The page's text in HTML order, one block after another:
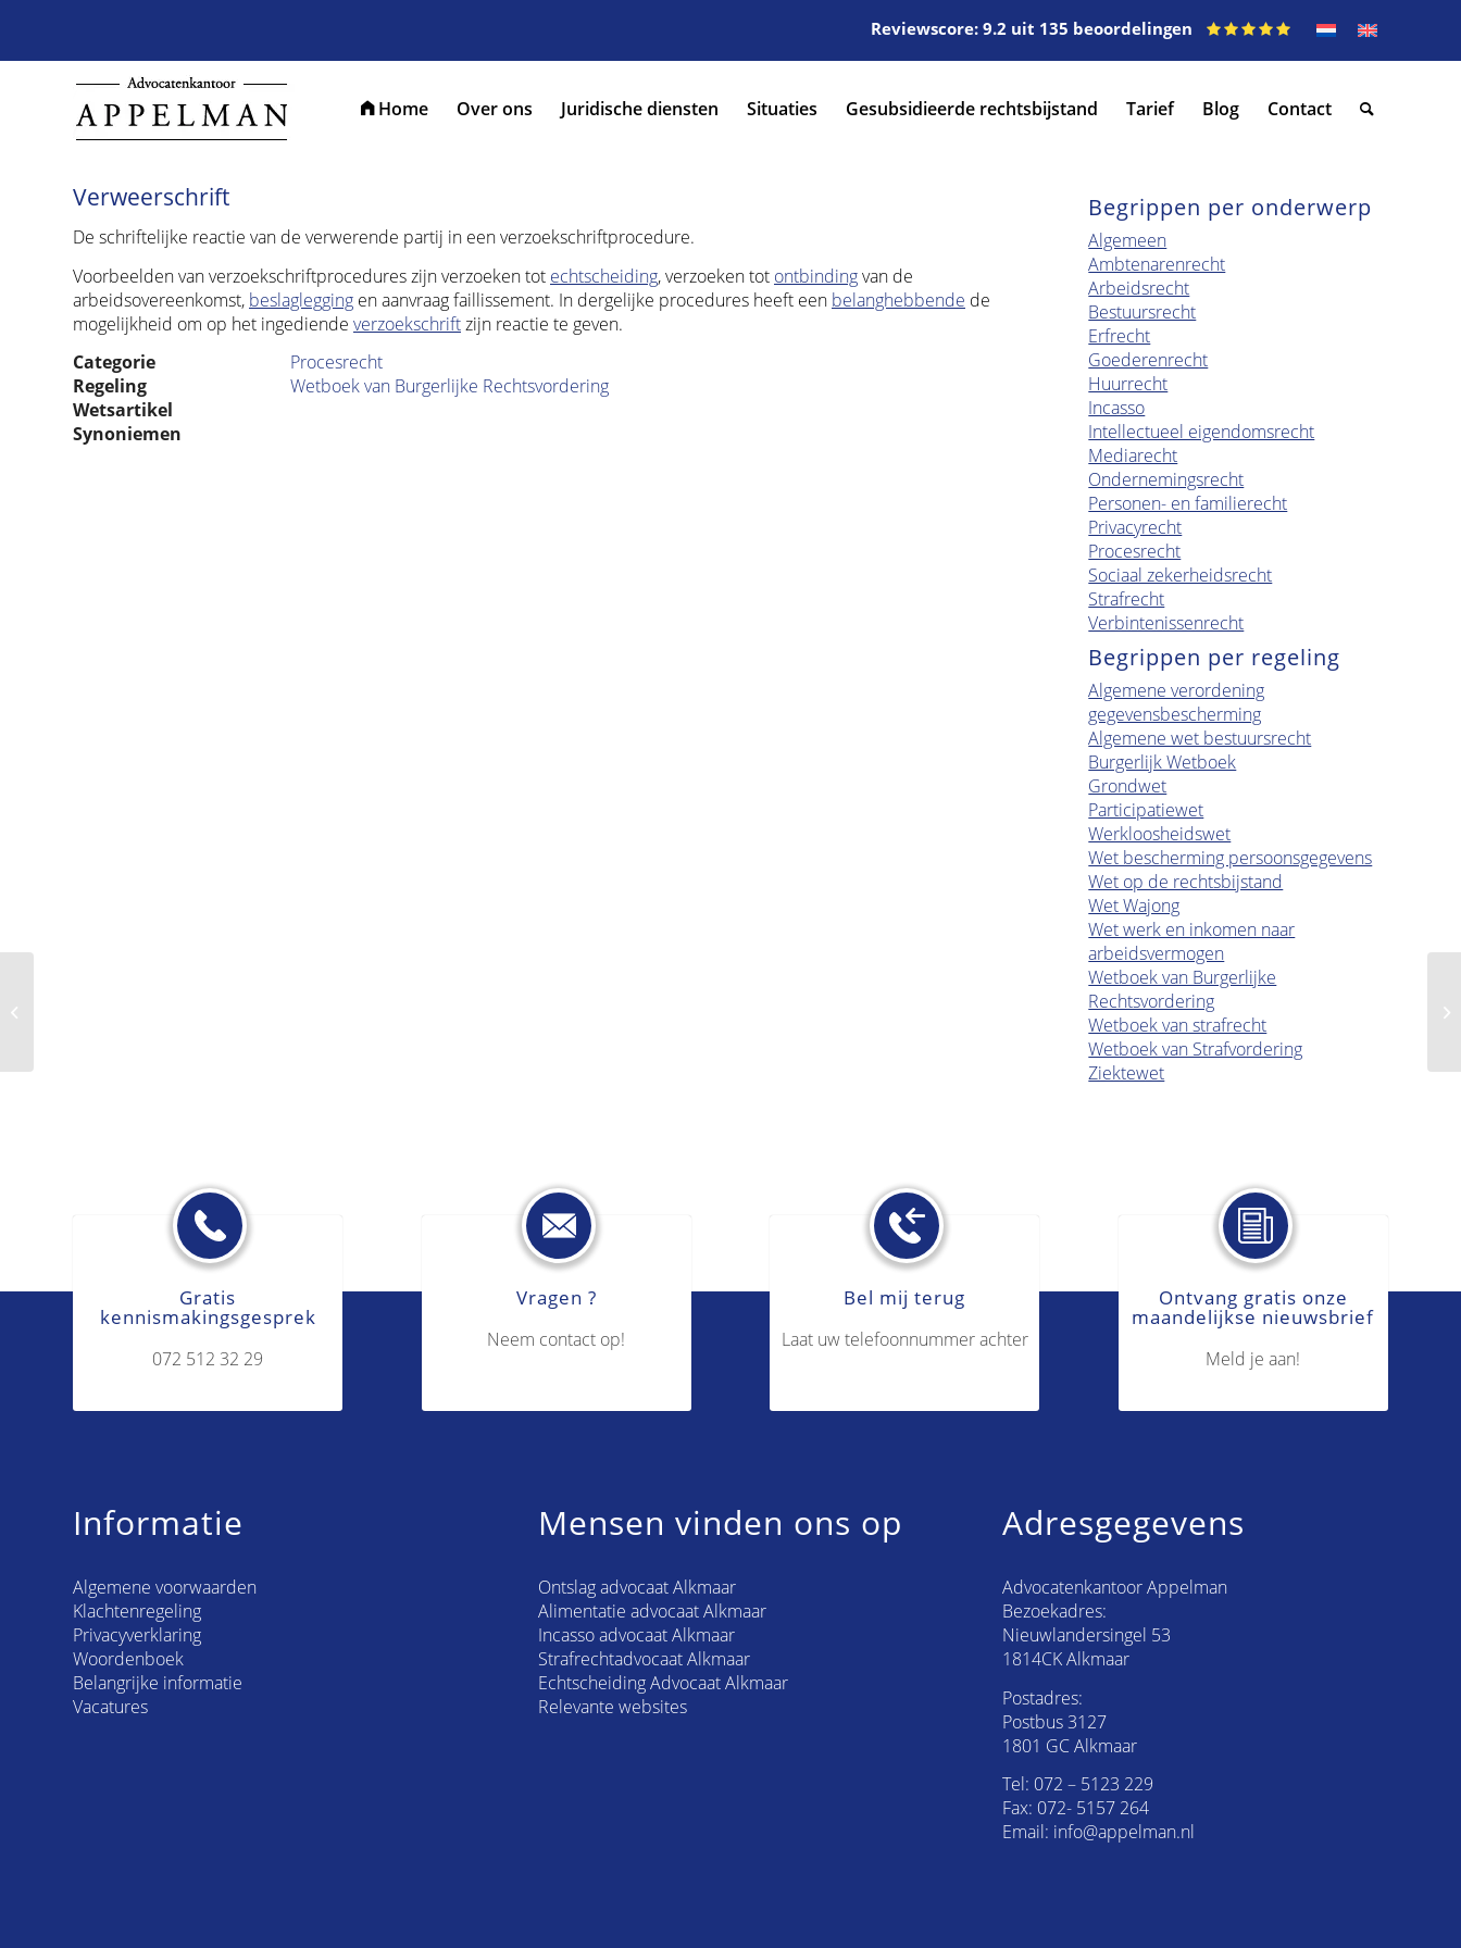
Reviewscore: 9.2 uit 135 beoordelingen
Home Over ons Juridische diensten Situaties Gesubsidieerde rechtsbijstand Tarief Blog Contact
Verweerschrift
De schriftelijke reactie van de verwerende partij in een verzoekschriftprocedure.
Voorbeelden van verzoekschriftprocedures zijn verzoeken tot echtscheiding, verzoeken tot ontbindingvan de
arbeidsovereenkomst, beslaglegging en aanvraag faillissement. In dergelijke procedures heeft een belanghebbende de
mogelijkheid om op het ingediende verzoekschriftzijn reactie te geven.
Categorie
Procesrecht
Regeling
Wetboek van Burgerlijke Rechtsvordering
Wetsartikel
Synoniemen
Begrippen per onderwerp
Algemeen
Ambtenarenrecht
Arbeidsrecht
Bestuursrecht
Erfrecht
Goederenrecht
Huurrecht
Incasso
Intellectueel eigendomsrecht
Mediarecht
Ondernemingsrecht
Personen- en familierecht
Privacyrecht
Procesrecht
Sociaal zekerheidsrecht
Strafrecht
Verbintenissenrecht
Begrippen per regeling
Algemene verordening
gegevensbescherming
Algemene wet bestuursrecht
Burgerlijk Wetboek
Grondwet
Participatiewet
Werkloosheidswet
Wet bescherming persoonsgegevens
Wet op de rechtsbijstand
Wet Wajong
Wet werk en inkomen naar
arbeidsvermogen
Wetboek van Burgerlijke
Rechtsvordering
Wetboek van strafrecht
Wetboek van Strafvordering
Ziektewet
Gratis
kennismakingsgesprek
072 512 32 29
Vragen ?
Neem contact op!
Bel mij terug
Laat uw telefoonnummer achter
Ontvang gratis onze
maandelijkse nieuwsbrief
Meld je aan!
Informatie
Algemene voorwaarden
Klachtenregeling
Privacyverklaring
Woordenboek
Belangrijke informatie
Vacatures
Mensen vinden ons op
Ontslag advocaat Alkmaar
Alimentatie advocaat Alkmaar
Incasso advocaat Alkmaar
Strafrechtadvocaat Alkmaar
Echtscheiding Advocaat Alkmaar
Relevante websites
Adresgegevens
Advocatenkantoor Appelman
Bezoekadres:
Nieuwlandersingel 53
1814CK Alkmaar
Postadres:
Postbus 3127
1801 GC Alkmaar
Tel: 072 – 5123 229
Fax: 072- 5157 264
Email: info@appelman.nl